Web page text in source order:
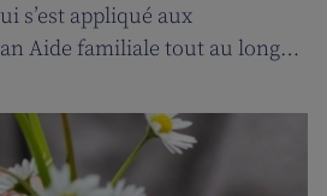
s’est appliqué aux
Aide familiale tout au long
fait appel aux services de la
donner l’occasion de souffler à
permettre ainsi de pouvoir